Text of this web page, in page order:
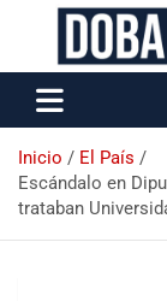
Data
Inicio
El País
Escándalo en
trataban